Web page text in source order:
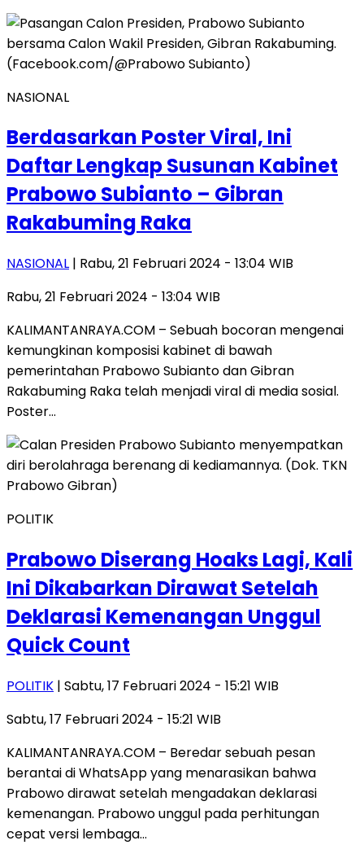
NASIONAL
Berdasarkan Poster Viral, Ini
Daftar Lengkap Susunan Kabinet
Prabowo Subianto – Gibran
Rakabuming Raka
NASIONAL | Rabu, 21 Februari 2024 - 13:04 WIB
Rabu, 21 Februari 2024 - 13:04 WIB
KALIMANTANRAYA.COM – Sebuah bocoran mengenai
kemungkinan komposisi kabinet di bawah
pemerintahan Prabowo Subianto dan Gibran
Rakabuming Raka telah menjadi viral di media sosial.
Poster…
POLITIK
Prabowo Diserang Hoaks Lagi, Kali
Ini Dikabarkan Dirawat Setelah
Deklarasi Kemenangan Unggul
Quick Count
POLITIK | Sabtu, 17 Februari 2024 - 15:21 WIB
Sabtu, 17 Februari 2024 - 15:21 WIB
KALIMANTANRAYA.COM – Beredar sebuah pesan
berantai di WhatsApp yang menarasikan bahwa
Prabowo dirawat setelah mengadakan deklarasi
kemenangan. Prabowo unggul pada perhitungan
cepat versi lembaga…